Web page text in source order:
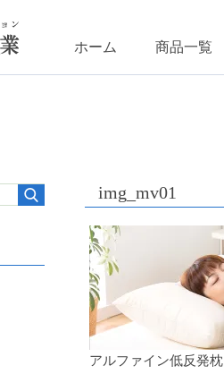
ホーム 商品一覧
img_mv01
アルファイン低反発枕